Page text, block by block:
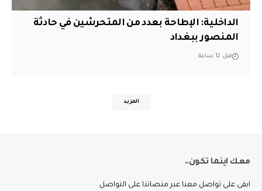
الداخلية: الإطاحة بعدد من المتحرشين في حادثة
المنصور ببغداد
قبل 12 ساعة
المزيد
معك اينما تكون..
ابقى على تواصل معنا عبر منصاتنا على التواصل